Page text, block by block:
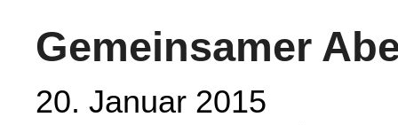
Gemeinsamer
20. Januar 2015